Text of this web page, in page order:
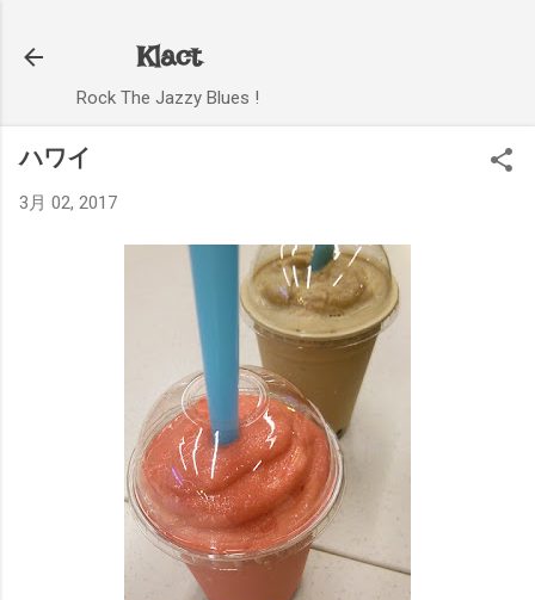
Klact
Rock The Jazzy Blues !
ハワイ
3月 02, 2017